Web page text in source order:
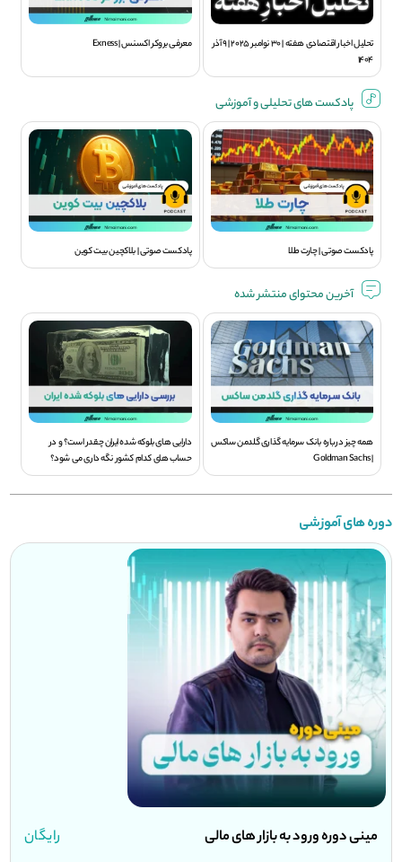
تحلیل اخبار اقتصادی هفته | 30 نوامبر 2025 | 9 آذر
1404
معرفی بروکر اکسنس | Exness
پادکست های تحلیلی و آموزشی
پادکست صوتی | چارت طلا پادکست صوتی | بلاکچین بیت کوین
آخرین محتوای منتشر شده
همه چیز درباره بانک سرمایه گذاری گلدمن ساکس
| Goldman Sachs
دارایی های بلوکه شده ایران چقدر است؟ و در
حساب های کدام کشور نگه داری می شود؟
دوره های آموزشی
مینی دوره ورود به بازار های مالی رایگان